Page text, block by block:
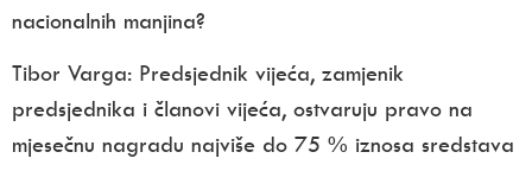
nacionalnih manjina?
Tibor Varga: Predsjednik vijeća, zamjenik
predsjednika i članovi vijeća, ostvaruju pravo na
mjesečnu nagradu najviše do 75 % iznosa sredstava